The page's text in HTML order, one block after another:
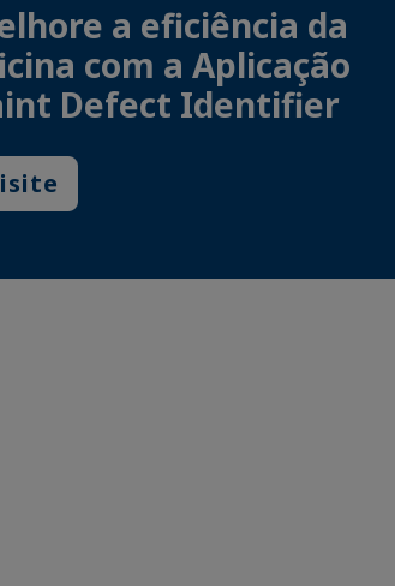
a eficiência da
com a Aplicação
Defect Identifier